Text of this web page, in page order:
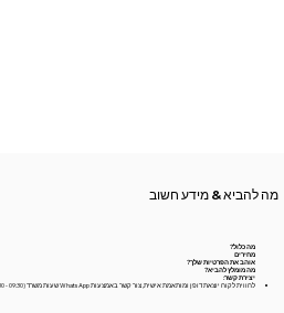
מה להביא & מידע חשוב
מה כלול?
מחירים
אוהב את הפרטיות שלך?
מה מומלץ להביא?
יצירת קשר:
לחווית לקוח יוצאת דופן ומותאמת אישית, צור קשר באמצעות WhatsApp שעות משרד (09:30 - 18:30)